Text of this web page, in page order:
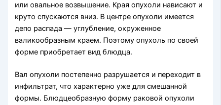
или овальное возвышение. Края опухоли нависают и
круто спускаются вниз. В центре опухоли имеется
депо распада — углубление, окруженное
валикообразным краем. Поэтому опухоль по своей
форме приобретает вид блюдца.
Вал опухоли постепенно разрушается и переходит в
инфильтрат, что характерно уже для смешанной
формы. Блюдцеобразную форму раковой опухоли